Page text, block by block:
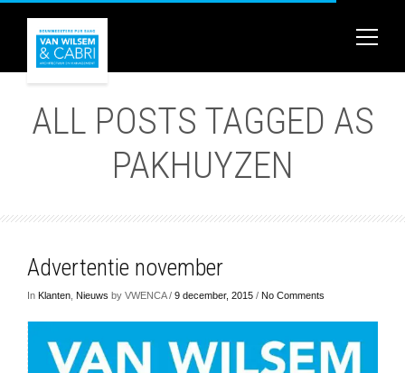
ALL POSTS TAGGED AS
PAKHUYZEN
Advertentie november
In Klanten Nieuws by VWENCA / 9 december, 2015 / No Comments